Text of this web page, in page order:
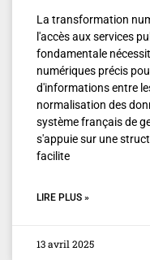
La transformation
l'accès aux services
fondamentale
numériques précis
d'informations entre
normalisation des
système français de
s'appuie sur une
facilite
LIRE PLUS »
13 avril 2025